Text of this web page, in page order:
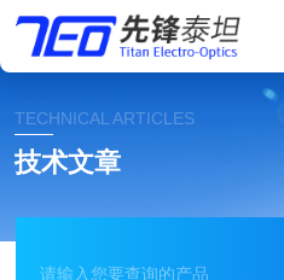
TECHNICAL ARTICLES
技术文章